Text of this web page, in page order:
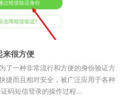
来很方便
了一种非常流行和方便的身份验证方
捷而且相对安全，被广泛应用于各种
码短信登录的操作过程...